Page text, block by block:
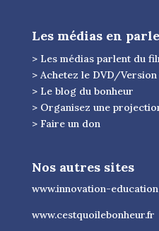
Les médias en
> Les médias parlent du
> Achetez le DVD/
> Le blog du bonheur
> Organisez une
> Faire un don
Nos autres sites
www.innovation-
www.cestquoilebonheur.fr